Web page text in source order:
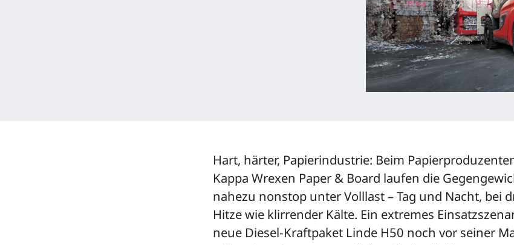
Hart, härter, Papierindustrie: Beim
Kappa Wrexen Paper & Board laufen die
nahezu nonstop unter Volllast – Tag und Nacht, bei
Hitze wie klirrender Kälte. Ein extremes
neue Diesel-Kraftpaket Linde H50 noch vor seiner